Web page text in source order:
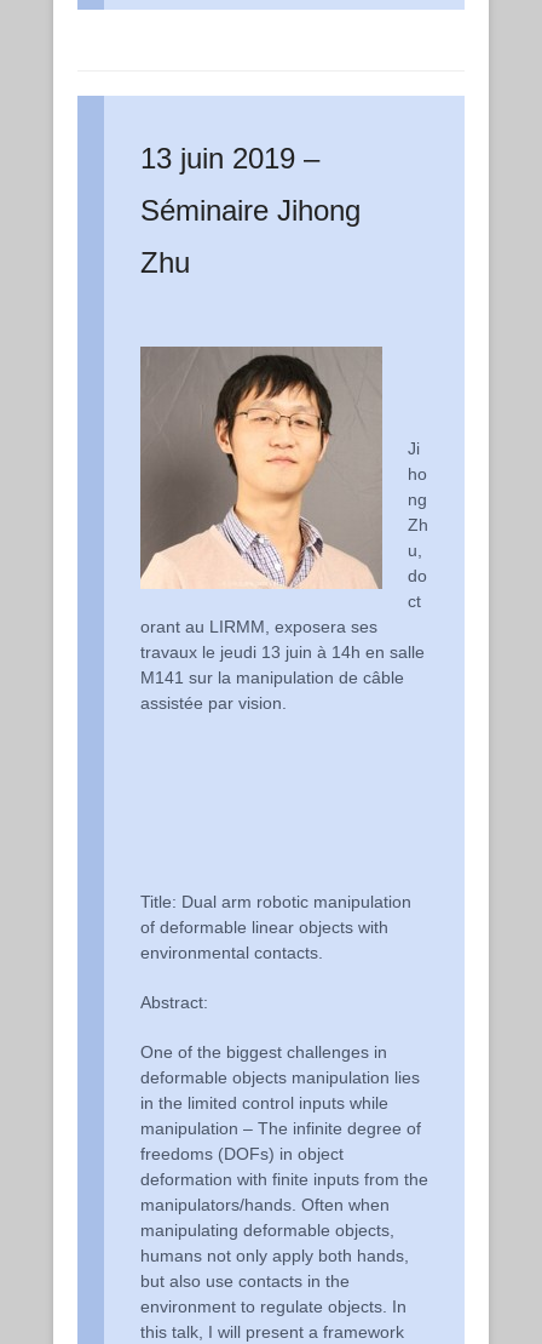
13 juin 2019 –
Séminaire Jihong
Zhu
Ji
ho
ng
Zh
u,
do
ct
orant au LIRMM, exposera ses
travaux le jeudi 13 juin à 14h en salle
M141 sur la manipulation de câble
assistée par vision.
Title: Dual arm robotic manipulation
of deformable linear objects with
environmental contacts.
Abstract:
One of the biggest challenges in
deformable objects manipulation lies
in the limited control inputs while
manipulation – The infinite degree of
freedoms (DOFs) in object
deformation with finite inputs from the
manipulators/hands. Often when
manipulating deformable objects,
humans not only apply both hands,
but also use contacts in the
environment to regulate objects. In
this talk, I will present a framework